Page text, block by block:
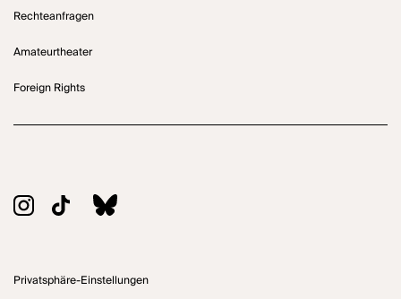
Rechteanfragen
Amateurtheater
Foreign Rights
Privatsphäre-Einstellungen